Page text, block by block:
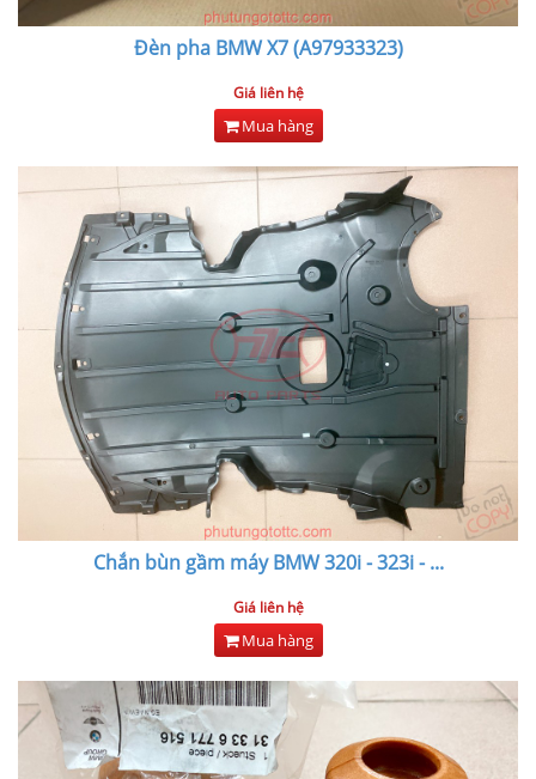
Đèn pha BMW X7 (A97933323)
Giá liên hệ
Mua hàng
Chắn bùn gầm máy BMW 320i - 323i -...
Giá liên hệ
Mua hàng